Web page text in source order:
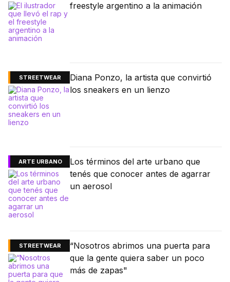
freestyle argentino a la animación
STREETWEAR
Diana Ponzo, la artista que convirtió
los sneakers en un lienzo
ARTE URBANO
Los términos del arte urbano que
tenés que conocer antes de agarrar
un aerosol
STREETWEAR
“Nosotros abrimos una puerta para
que la gente quiera saber un poco
más de zapas"